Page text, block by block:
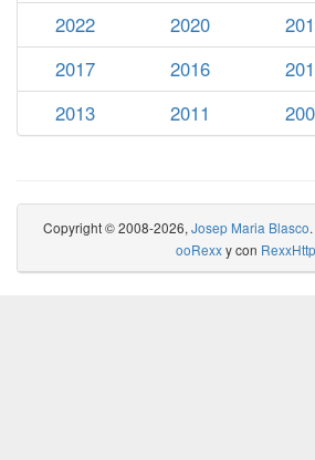
2022
2020
2017
2016
2013
2011
Copyright © 2008-2026, Josep Maria Blasco
ooRexxy con RexxHttp